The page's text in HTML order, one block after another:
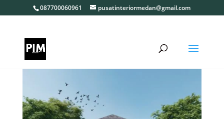
087700060961 pusatinteriormedan@gmail.com